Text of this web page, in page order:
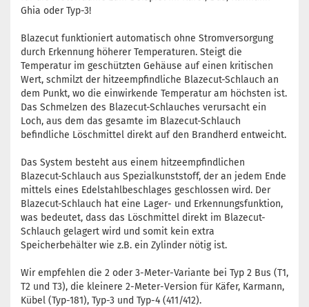
Ghia oder Typ-3!
Blazecut funktioniert automatisch ohne Stromversorgung
durch Erkennung höherer Temperaturen. Steigt die
Temperatur im geschützten Gehäuse auf einen kritischen
Wert, schmilzt der hitzeempfindliche Blazecut-Schlauch an
dem Punkt, wo die einwirkende Temperatur am höchsten ist.
Das Schmelzen des Blazecut-Schlauches verursacht ein
Loch, aus dem das gesamte im Blazecut-Schlauch
befindliche Löschmittel direkt auf den Brandherd entweicht.
Das System besteht aus einem hitzeempfindlichen
Blazecut-Schlauch aus Spezialkunststoff, der an jedem Ende
mittels eines Edelstahlbeschlages geschlossen wird. Der
Blazecut-Schlauch hat eine Lager- und Erkennungsfunktion,
was bedeutet, dass das Löschmittel direkt im Blazecut-
Schlauch gelagert wird und somit kein extra
Speicherbehälter wie z.B. ein Zylinder nötig ist.
Wir empfehlen die 2 oder 3-Meter-Variante bei Typ 2 Bus (T1,
T2 und T3), die kleinere 2-Meter-Version für Käfer, Karmann,
Kübel (Typ-181), Typ-3 und Typ-4 (411/412).